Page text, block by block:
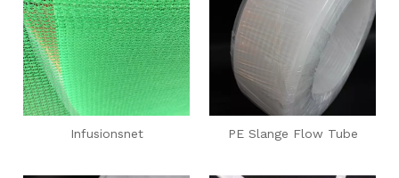
Infusionsnet PE Slange Flow Tube